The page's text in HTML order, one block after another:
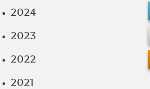
2024
2023
2022
2021